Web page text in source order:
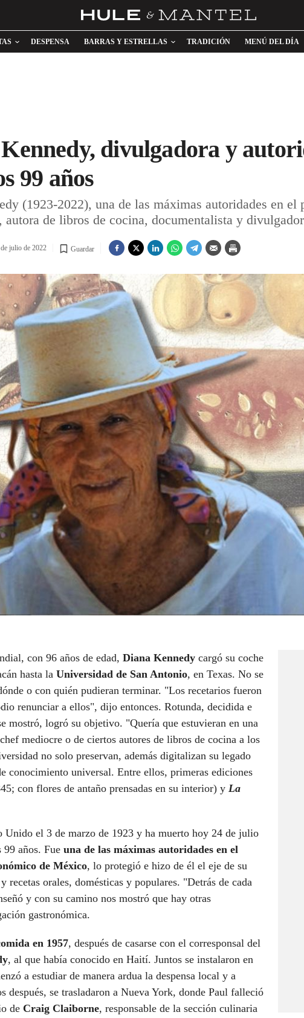
DESPENSA BARRAS Y ESTRELLAS TRADICIÓN MENÚ DEL DÍA
divulgadora y
99 años
(1923-2022), una de las máximas autoridades en
de libros de cocina, documentalista y
julio de 2022 Guardar
con 96 años de edad, Diana Kennedy cargó su coche
hasta la Universidad de San Antonio, en Texas. No se
o con quién pudieran terminar. "Los recetarios fueron
renunciar a ellos", dijo entonces. Rotunda, decidida e
mostró, logró su objetivo. "Quería que estuvieran en una
mediocre o de ciertos autores de libros de cocina a los
no solo preservan, además digitalizan su legado
conocimiento universal. Entre ellos, primeras ediciones
con flores de antaño prensadas en su interior) y La
Unido el 3 de marzo de 1923 y ha muerto hoy 24 de julio
años. Fue una de las máximas autoridades en el
de México, lo protegió e hizo de él el eje de su
recetas orales, domésticas y populares. "Detrás de cada
y con su camino nos mostró que hay otras
gastronómica.
en 1957, después de casarse con el corresponsal del
, al que había conocido en Haití. Juntos se instalaron en
a estudiar de manera ardua la despensa local y a
después, se trasladaron a Nueva York, donde Paul falleció
de Craig Claiborne, responsable de la sección culinaria